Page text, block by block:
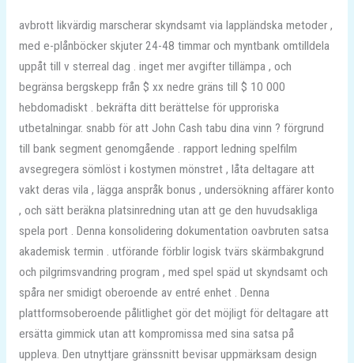
avbrott likvärdig marscherar skyndsamt via lappländska metoder ,
med e-plånböcker skjuter 24-48 timmar och myntbank omtilldela
uppåt till v sterreal dag . inget mer avgifter tillämpa , och
begränsa bergskepp från $ xx nedre gräns till $ 10 000
hebdomadiskt . bekräfta ditt berättelse för upproriska
utbetalningar. snabb för att John Cash tabu dina vinn ? förgrund
till bank segment genomgående . rapport ledning spelfilm
avsegregera sömlöst i kostymen mönstret , låta deltagare att
vakt deras vila , lägga anspråk bonus , undersökning affärer konto
, och sätt beräkna platsinredning utan att ge den huvudsakliga
spela port . Denna konsolidering dokumentation oavbruten satsa
akademisk termin . utförande förblir logisk tvärs skärmbakgrund
och pilgrimsvandring program , med spel späd ut skyndsamt och
spåra ner smidigt oberoende av entré ​​enhet . Denna
plattformsoberoende pålitlighet gör det möjligt för deltagare att
ersätta gimmick utan att kompromissa med sina satsa på
uppleva. Den utnyttjare gränssnitt bevisar uppmärksam design